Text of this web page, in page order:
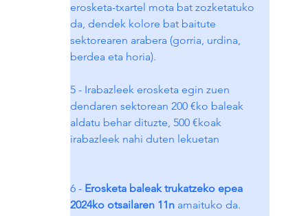
erosketa-txartel mota bat zozketatuko
da, dendek kolore bat baitute
sektorearen arabera (gorria, urdina,
berdea eta horia).
5 - Irabazleek erosketa egin zuen
dendaren sektorean 200 €ko baleak
aldatu behar dituzte, 500 €koak
irabazleek nahi duten lekuetan
6 - Erosketa baleak trukatzeko epea
2024ko otsailaren 11n amaituko da.